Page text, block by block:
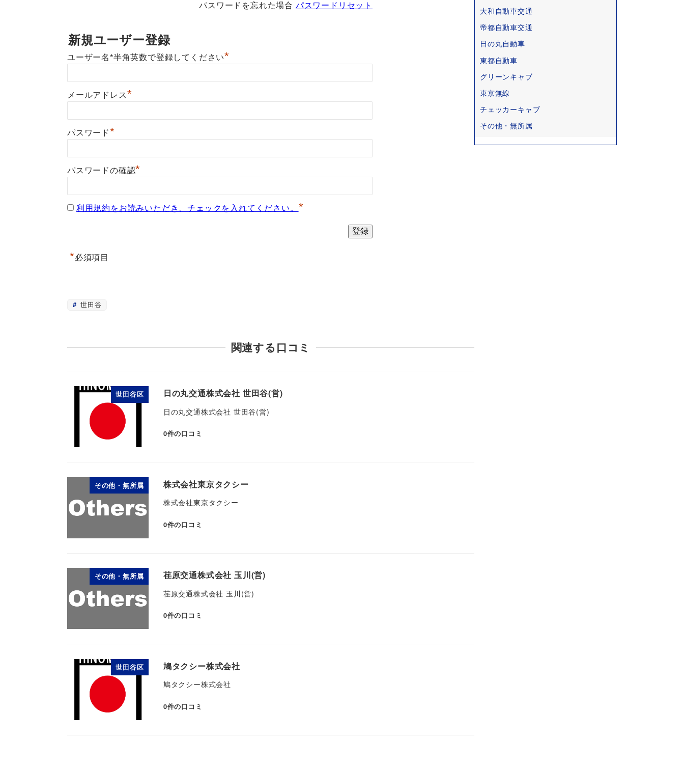
パスワードを忘れた場合 パスワードリセット
新規ユーザー登録
ユーザー名*半角英数で登録してください*
メールアドレス*
パスワード*
パスワードの確認*
利用規約をお読みいただき、チェックを入れてください。 *
*必須項目
世田谷
関連する口コミ
世田谷区 日の丸交通株式会社 世田谷(営)
日の丸交通株式会社 世田谷(営)
0件の口コミ
その他・無所属 株式会社東京タクシー
株式会社東京タクシー
0件の口コミ
その他・無所属 荏原交通株式会社 玉川(営)
荏原交通株式会社 玉川(営)
0件の口コミ
世田谷区 鳩タクシー株式会社
鳩タクシー株式会社
0件の口コミ
大和自動車交通
帝都自動車交通
日の丸自動車
東都自動車
グリーンキャブ
東京無線
チェッカーキャブ
その他・無所属